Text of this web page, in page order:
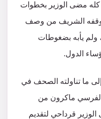
مضى الوزير بخطوات
الشريف من وصف
ولم يأبه بضغوطات
الدول.
ما تناولته الصحف في
الفرسي ماكرون من
قرداحي لتقديم